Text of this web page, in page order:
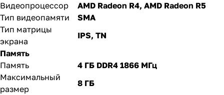
Видеопроцессор
AMD Radeon R4, AMD Radeon R5
Тип видеопамяти
SMA
Тип матрицы
экрана
IPS, TN
Память
Память
4 ГБ DDR4 1866 МГц
Максимальный
размер
8 ГБ